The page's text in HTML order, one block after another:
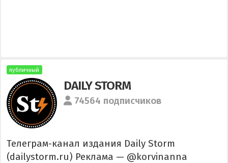
публичный
DAILY STORM
74564 подписчиков
Телеграм-канал издания Daily Storm
(dailystorm.ru) Реклама — @korvinanna